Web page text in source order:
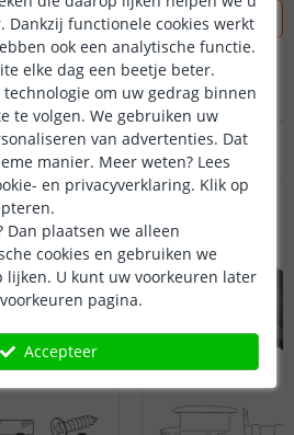
over dit product.
Dankzij functionele cookies werkt
ook een analytische functie.
elke dag een beetje beter.
om uw gedrag binnen
te volgen. We gebruiken uw
van advertenties. Dat
manier. Meer weten? Lees
en privacyverklaring. Klik op
Dan plaatsen we alleen
cookies en gebruiken we
lijken. U kunt uw voorkeuren later
pagina.
Accepteer